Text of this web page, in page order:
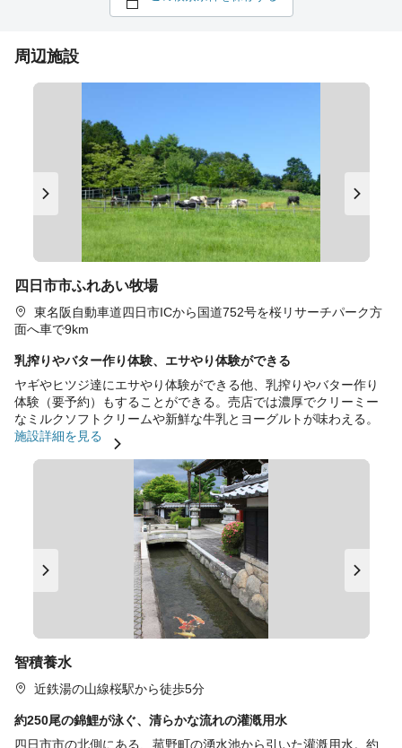
周辺施設
四日市市ふれあい牧場
東名阪自動車道四日市ICから国道752号を桜リサーチパーク方
面へ車で9km
乳搾りやバター作り体験、エサやり体験ができる
ヤギやヒツジ達にエサやり体験ができる他、乳搾りやバター作り
体験（要予約）もすることができる。売店では濃厚でクリーミー
なミルクソフトクリームや新鮮な牛乳とヨーグルトが味わえる。
施設詳細を見る
智積養水
近鉄湯の山線桜駅から徒歩5分
約250尾の錦鯉が泳ぐ、清らかな流れの灌漑用水
四日市市の北側にある、菰野町の湧水池から引いた灌漑用水。約